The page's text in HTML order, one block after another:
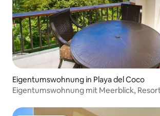
Eigentumswohnung in Playa del Coco
Eigentumswohnung mit Meerblick,